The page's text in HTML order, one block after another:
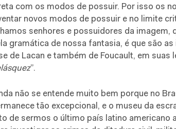
com os modos de possuir. Por isso os
novos modos de possuir e no limite
senhores e possuidores da imagem,
gramática de nossa fantasia, é que são
de Lacan e também de Foucault, em suas
”.
não se entende muito bem porque no
tão excepcional, e o museu da
de sermos o último país latino americano